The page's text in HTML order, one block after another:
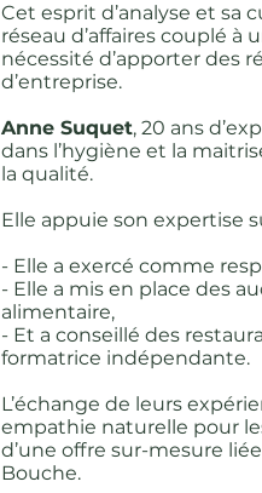
Cet esprit d’analyse et sa
réseau d’affaires couplé à
nécessité d’apporter des
d’entreprise.
Anne Suquet, 20 ans
dans l’hygiène et la
la qualité.
Elle appuie son expertise
- Elle a exercé comme
- Elle a mis en place des
alimentaire,
- Et a conseillé des
formatrice indépendante.
L’échange de leurs
empathie naturelle pour
d’une offre sur-mesure
Bouche.